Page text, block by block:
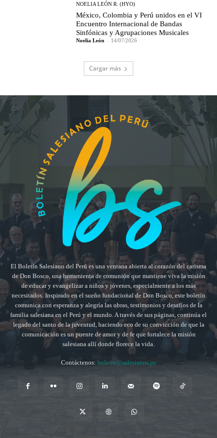
NOELIA LEÓN R. (HYO)
México, Colombia y Perú unidos en el VI
Encuentro Internacional de Bandas
Sinfónicas y Agrupaciones Musicales
Noelia León - 14/07/2026
Cargar más
El Boletín Salesiano del Perú es una ventana abierta al corazón del carisma
de Don Bosco, una herramienta de comunión que mantiene viva la misión
de educar y evangelizar a niños y jóvenes, especialmente a los más
necesitados. Inspirado en el sueño fundacional de Don Bosco, este boletín
comunica con esperanza y alegría las obras, testimonios y desafíos de la
familia salesiana en el Perú y el mundo. A través de sus páginas, continúa el
legado del santo de la juventud, haciendo eco de su convicción de que la
comunicación es un puente de amor y de fe que fortalece la misión
salesiana allí donde florece la vida.
Contáctenos: boletin@salesianos.pe